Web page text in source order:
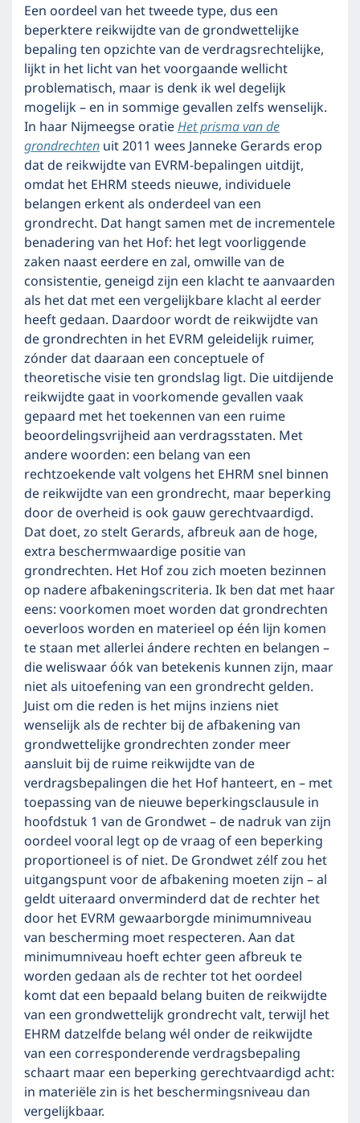
Een oordeel van het tweede type, dus een
beperktere reikwijdte van de grondwettelijke
bepaling ten opzichte van de verdragsrechtelijke,
lijkt in het licht van het voorgaande wellicht
problematisch, maar is denk ik wel degelijk
mogelijk – en in sommige gevallen zelfs wenselijk.
In haar Nijmeegse oratieHet prisma van de
grondrechtenuit 2011 wees Janneke Gerards erop
dat de reikwijdte van EVRM-bepalingen uitdijt,
omdat het EHRM steeds nieuwe, individuele
belangen erkent als onderdeel van een
grondrecht. Dat hangt samen met de incrementele
benadering van het Hof: het legt voorliggende
zaken naast eerdere en zal, omwille van de
consistentie, geneigd zijn een klacht te aanvaarden
als het dat met een vergelijkbare klacht al eerder
heeft gedaan. Daardoor wordt de reikwijdte van
de grondrechten in het EVRM geleidelijk ruimer,
zónder dat daaraan een conceptuele of
theoretische visie ten grondslag ligt. Die uitdijende
reikwijdte gaat in voorkomende gevallen vaak
gepaard met het toekennen van een ruime
beoordelingsvrijheid aan verdragsstaten. Met
andere woorden: een belang van een
rechtzoekende valt volgens het EHRM snel binnen
de reikwijdte van een grondrecht, maar beperking
door de overheid is ook gauw gerechtvaardigd.
Dat doet, zo stelt Gerards, afbreuk aan de hoge,
extra beschermwaardige positie van
grondrechten. Het Hof zou zich moeten bezinnen
op nadere afbakeningscriteria. Ik ben dat met haar
eens: voorkomen moet worden dat grondrechten
oeverloos worden en materieel op één lijn komen
te staan met allerlei ándere rechten en belangen –
die weliswaar óók van betekenis kunnen zijn, maar
niet als uitoefening van een grondrecht gelden.
Juist om die reden is het mijns inziens niet
wenselijk als de rechter bij de afbakening van
grondwettelijke grondrechten zonder meer
aansluit bij de ruime reikwijdte van de
verdragsbepalingen die het Hof hanteert, en – met
toepassing van de nieuwe beperkingsclausule in
hoofdstuk 1 van de Grondwet – de nadruk van zijn
oordeel vooral legt op de vraag of een beperking
proportioneel is of niet. De Grondwet zélf zou het
uitgangspunt voor de afbakening moeten zijn – al
geldt uiteraard onverminderd dat de rechter het
door het EVRM gewaarborgde minimumniveau
van bescherming moet respecteren. Aan dat
minimumniveau hoeft echter geen afbreuk te
worden gedaan als de rechter tot het oordeel
komt dat een bepaald belang buiten de reikwijdte
van een grondwettelijk grondrecht valt, terwijl het
EHRM datzelfde belang wél onder de reikwijdte
van een corresponderende verdragsbepaling
schaart maar een beperking gerechtvaardigd acht:
in materiële zin is het beschermingsniveau dan
vergelijkbaar.